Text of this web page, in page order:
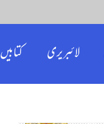
لائبریری کتابیں